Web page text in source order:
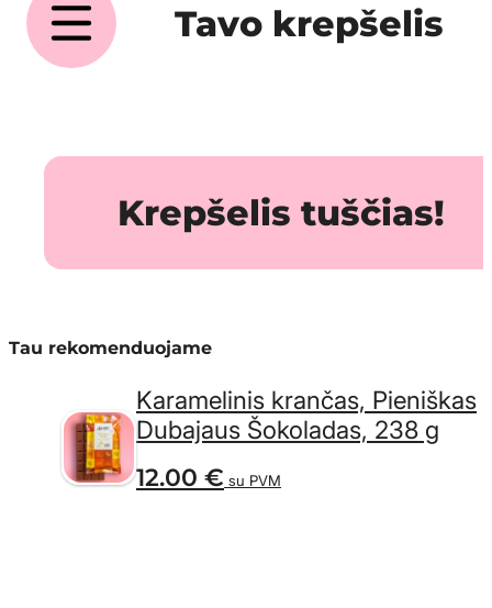
Tavo krepšelis
Krepšelis tuščias!
Tau rekomenduojame
Karamelinis krančas, Pieniškas
Dubajaus Šokoladas, 238 g
12.00 € su PVM